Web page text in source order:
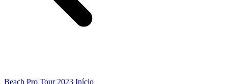
Beach Pro Tour 2023 Início